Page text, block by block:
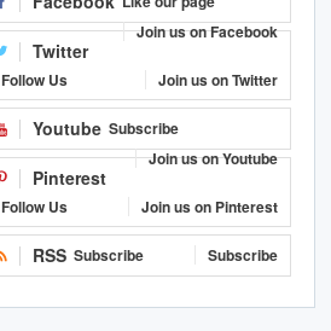
Join us on Facebook
Twitter
Follow Us Join us on Twitter
Youtube Subscribe
Join us on Youtube
Pinterest
Follow Us Join us on Pinterest
RSS Subscribe Subscribe